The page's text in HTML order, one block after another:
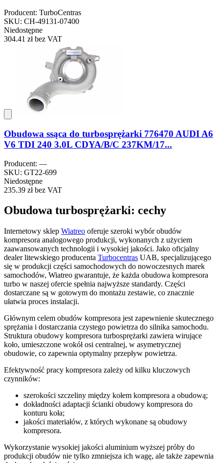
Producent: TurboCentras
SKU: CH-49131-07400
Niedostępne
304.41 złbez VAT
Obudowa ssąca do turbosprężarki 776470 AUDI A6
V6 TDI 240 3.0L CDYA/B/C 237KM/17...
Producent: —
SKU: GT22-699
Niedostępne
235.39 złbez VAT
Obudowa turbosprężarki: cechy
Internetowy sklep Wiatreo oferuje szeroki wybór obudów
kompresora analogowego produkcji, wykonanych z użyciem
zaawansowanych technologii i wysokiej jakości. Jako oficjalny
dealer litewskiego producenta Turbocentras UAB, specjalizującego
się w produkcji części samochodowych do nowoczesnych marek
samochodów, Wiatreo gwarantuje, że każda obudowa kompresora
turbo w naszej ofercie spełnia najwyższe standardy. Części
dostarczane są w gotowym do montażu zestawie, co znacznie
ułatwia proces instalacji.
Głównym celem obudów kompresora jest zapewnienie skutecznego
sprężania i dostarczania czystego powietrza do silnika samochodu.
Struktura obudowy kompresora turbosprężarki zawiera wirujące
koło, umieszczone wokół osi centralnej, w asymetrycznej
obudowie, co zapewnia optymalny przepływ powietrza.
Efektywność pracy kompresora zależy od kilku kluczowych
czynników:
szerokości szczeliny między kołem kompresora a obudową;
dokładności adaptacji ścianki obudowy kompresora do
konturu koła;
jakości materiałów, z których wykonane są obudowy
kompresora.
Wykorzystanie wysokiej jakości aluminium wyższej próby do
produkcji obudów nie tylko zmniejsza ich wagę, ale także zapewnia